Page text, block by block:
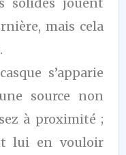
mais cela
s’apparie
source non
à proximité ;
lui en vouloir